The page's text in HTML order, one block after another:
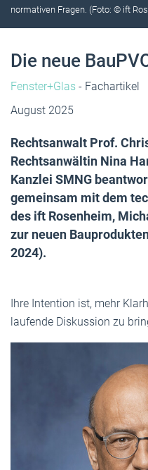
normativen Fragen. (Foto: © ift
Die neue
Fenster+Glas - Fachartikel
August 2025
Rechtsanwalt Prof.
Rechtsanwältin Nina
Kanzlei SMNG
gemeinsam mit dem
des ift Rosenheim,
zur neuen
2024).
Ihre Intention ist, mehr
laufende Diskussion zu